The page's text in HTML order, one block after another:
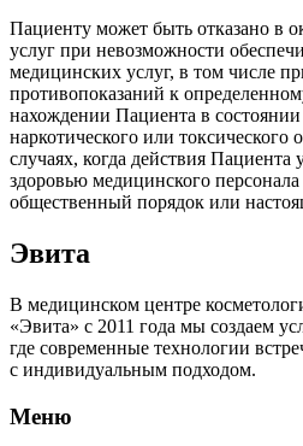
Пациенту может быть отказано в
услуг при невозможности
медицинских услуг, в том числе
противопоказаний к
нахождении Пациента в состоянии
наркотического или токсического
случаях, когда действия
здоровью медицинского
общественный порядок или
Эвита
В медицинском центре
«Эвита» с 2011 года мы создаем
где современные технологии
с индивидуальным подходом.
Меню